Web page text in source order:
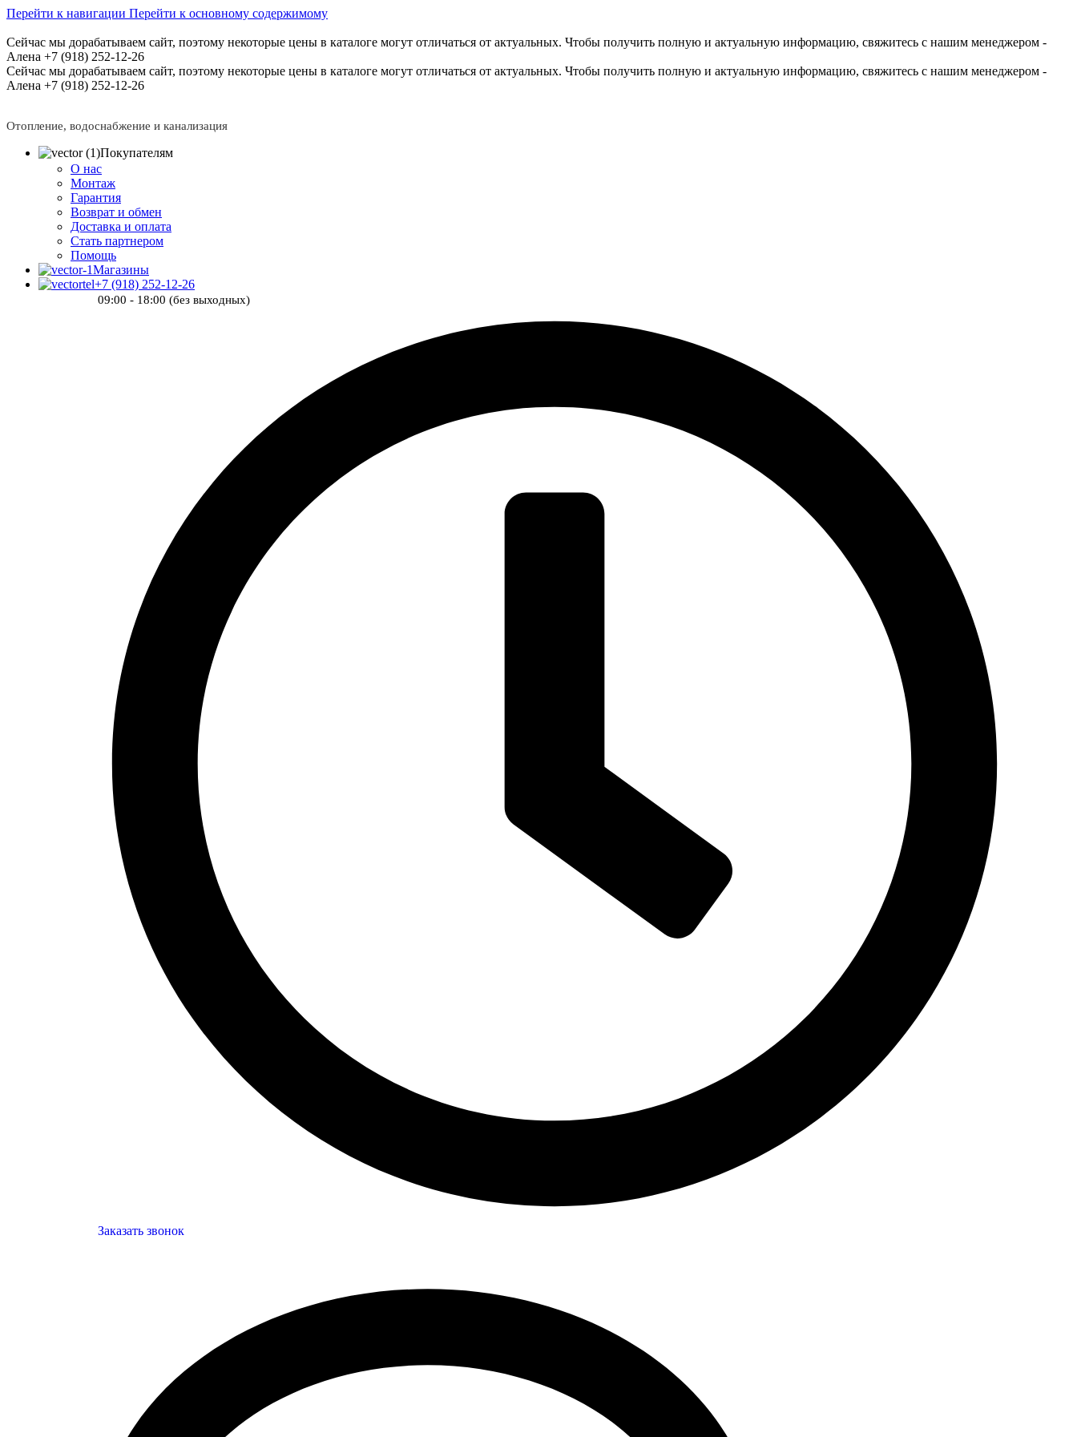
Перейти к навигации Перейти к основному содержимому
Сейчас мы дорабатываем сайт, поэтому некоторые цены в каталоге могут отличаться от актуальных. Чтобы получить полную и актуальную информацию, свяжитесь с нашим менеджером -
Алена +7 (918) 252-12-26
Сейчас мы дорабатываем сайт, поэтому некоторые цены в каталоге могут отличаться от актуальных. Чтобы получить полную и актуальную информацию, свяжитесь с нашим менеджером -
Алена +7 (918) 252-12-26
Отопление, водоснабжение и канализация
Покупателям
О нас
Монтаж
Гарантия
Возврат и обмен
Доставка и оплата
Стать партнером
Помощь
Магазины
+7 (918) 252-12-26
09:00 - 18:00 (без выходных)
Заказать звонок